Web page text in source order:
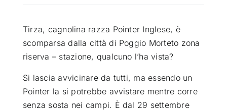
ATTUALITÀ
VIDEO
Tirza, cagnolina razza Pointer Inglese, è
scomparsa dalla città di Poggio Morteto zona
riserva – stazione, qualcuno l’ha vista?
Si lascia avvicinare da tutti, ma essendo un
Pointer la si potrebbe avvistare mentre corre
senza sosta nei campi. È dal 29 settembre